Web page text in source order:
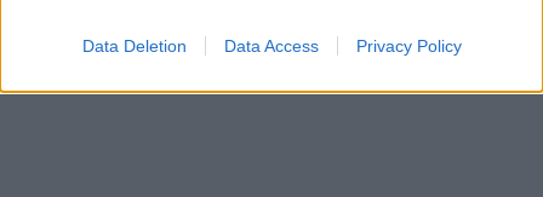
Data Deletion Data Access Privacy Policy